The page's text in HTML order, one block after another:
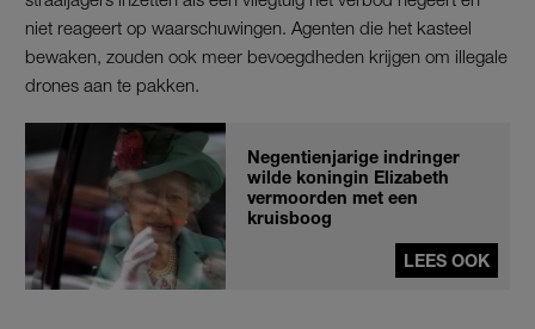
niet reageert op waarschuwingen. Agenten die het kasteel
bewaken, zouden ook meer bevoegdheden krijgen om illegale
drones aan te pakken.
Negentienjarige indringer
wilde koningin Elizabeth
vermoorden met een
kruisboog
LEES OOK